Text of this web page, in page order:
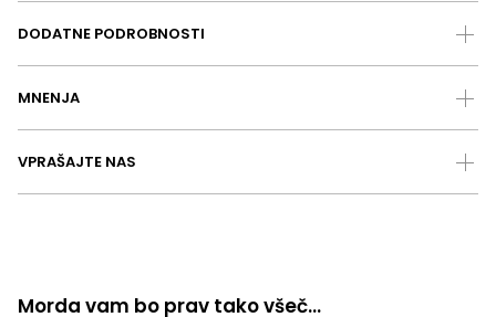
DODATNE PODROBNOSTI
MNENJA
VPRAŠAJTE NAS
Morda vam bo prav tako všeč…